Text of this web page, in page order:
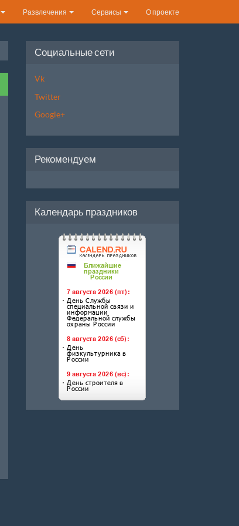
Развлечения Сервисы О проекте
Социальные сети
Vk
Twitter
Google+
Рекомендуем
Календарь праздников